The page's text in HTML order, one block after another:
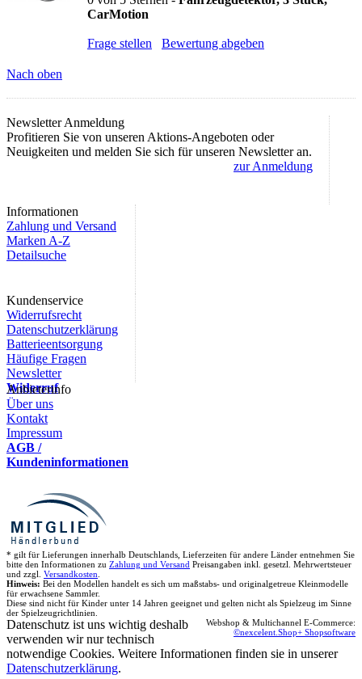
CarMotion
Frage stellen Bewertung abgeben
Nach oben
Newsletter Anmeldung
Profitieren Sie von unseren Aktions-Angeboten oder
Neuigkeiten und melden Sie sich für unseren Newsletter an.
zur Anmeldung
Informationen
Zahlung und Versand
Marken A-Z
Detailsuche
Kundenservice
Widerrufsrecht
Datenschutzerklärung
Batterieentsorgung
Häufige Fragen
Newsletter
Widerruf
Anbieterinfo
Über uns
Kontakt
Impressum
AGB /
Kundeninformationen
* gilt für Lieferungen innerhalb Deutschlands, Lieferzeiten für andere Länder entnehmen Sie
bitte den Informationen zu Zahlung und Versand Preisangaben inkl. gesetzl. Mehrwertsteuer
und zzgl. Versandkosten
Hinweis: Bei den Modellen handelt es sich um maßstabs- und originalgetreue Kleinmodelle
für erwachsene Sammler.
Diese sind nicht für Kinder unter 14 Jahren geeignet und gelten nicht als Spielzeug im Sinne
der Spielzeugrichtlinien.
Webshop & Multichannel E-Commerce:
©nexcelent.Shop+ Shopsoftware
Datenschutz ist uns wichtig deshalb
verwenden wir nur technisch
notwendige Cookies. Weitere Informationen finden sie in unserer
Datenschutzerklärung.